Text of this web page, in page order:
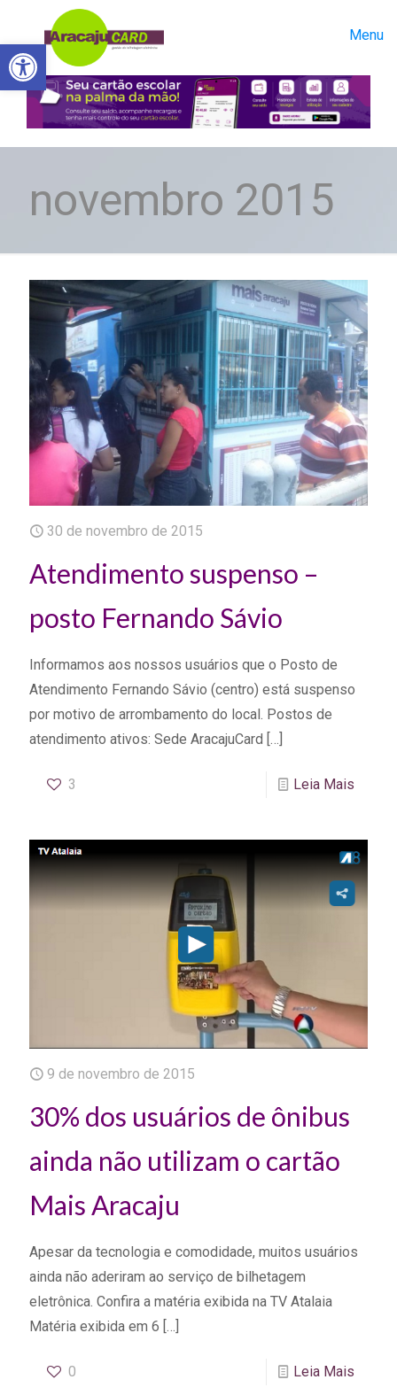
Abrir a barra de ferramentas
Menu
novembro 2015
30 de novembro de 2015
Atendimento suspenso –
posto Fernando Sávio
Informamos aos nossos usuários que o Posto de
Atendimento Fernando Sávio (centro) está suspenso
por motivo de arrombamento do local. Postos de
atendimento ativos: Sede AracajuCard […]
3 Leia Mais
9 de novembro de 2015
30% dos usuários de ônibus
ainda não utilizam o cartão
Mais Aracaju
Apesar da tecnologia e comodidade, muitos usuários
ainda não aderiram ao serviço de bilhetagem
eletrônica. Confira a matéria exibida na TV Atalaia
Matéria exibida em 6 […]
0 Leia Mais